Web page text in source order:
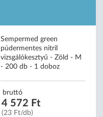
Sempermed green
púdermentes nitril
vizsgálókesztyű - Zöld - M
- 200 db - 1 doboz
bruttó
4 572 Ft
(23 Ft/db)